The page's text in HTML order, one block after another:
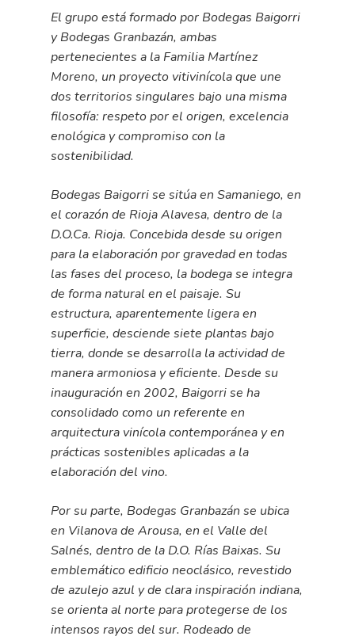
El grupo está formado por Bodegas Baigorri
y Bodegas Granbazán, ambas
pertenecientes a la Familia Martínez
Moreno, un proyecto vitivinícola que une
dos territorios singulares bajo una misma
filosofía: respeto por el origen, excelencia
enológica y compromiso con la
sostenibilidad.
Bodegas Baigorri se sitúa en Samaniego, en
el corazón de Rioja Alavesa, dentro de la
D.O.Ca. Rioja. Concebida desde su origen
para la elaboración por gravedad en todas
las fases del proceso, la bodega se integra
de forma natural en el paisaje. Su
estructura, aparentemente ligera en
superficie, desciende siete plantas bajo
tierra, donde se desarrolla la actividad de
manera armoniosa y eficiente. Desde su
inauguración en 2002, Baigorri se ha
consolidado como un referente en
arquitectura vinícola contemporánea y en
prácticas sostenibles aplicadas a la
elaboración del vino.
Por su parte, Bodegas Granbazán se ubica
en Vilanova de Arousa, en el Valle del
Salnés, dentro de la D.O. Rías Baixas. Su
emblemático edificio neoclásico, revestido
de azulejo azul y de clara inspiración indiana,
se orienta al norte para protegerse de los
intensos rayos del sur. Rodeado de